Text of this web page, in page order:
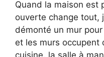
Quand la maison est
ouverte change tout,
démonté un mur
et les murs occupent
cuisine, la salle à